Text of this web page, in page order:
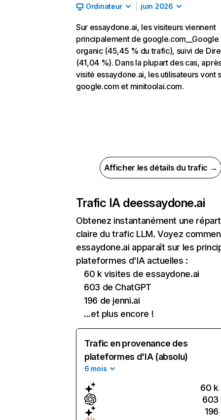
Ordinateur juin 2026
Sur essaydone.ai, les visiteurs viennent
principalement de google.com__Google
organic (45,45 % du trafic), suivi de
(41,04 %). Dans la plupart des cas,
visité essaydone.ai, les utilisateurs vont
google.com et minitoolai.com.
Afficher les détails du trafic →
Trafic IA deessaydone.ai
Obtenez instantanément une
claire du trafic LLM. Voyez
essaydone.ai apparaît sur les
plateformes d'IA actuelles :
60 k visites de essaydone.ai
603 de ChatGPT
196 de jenni.ai
...et plus encore !
Trafic en provenance des
plateformes d'IA (absolu)
6 mois
60 k
603
196